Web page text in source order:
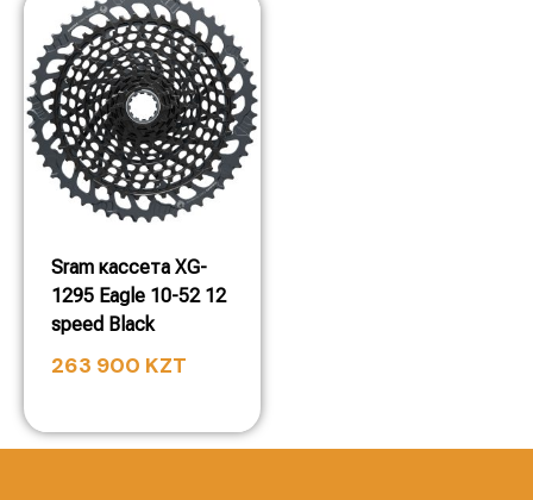
Sram кассета XG-
1295 Eagle 10-52 12
speed Black
263 900 KZT